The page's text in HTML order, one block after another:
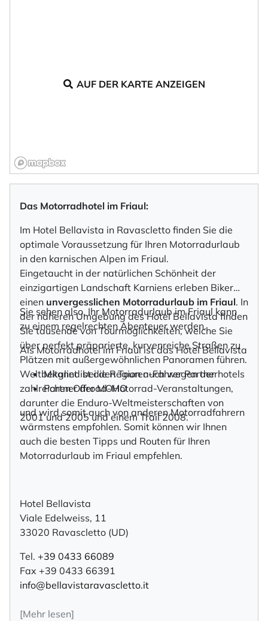
AUF DER KARTE ANZEIGEN
Das Motorradhotel im Friaul:
Im Hotel Bellavista in Ravascletto finden Sie die
optimale Voraussetzung für Ihren Motorradurlaub
in den karnischen Alpen im Friaul.
Eingetaucht in der natürlichen Schönheit der
einzigartigen Landschaft Karniens erleben Biker
einen unvergesslichen Motorradurlaub im Friaul. In
der näheren Umgebung des Hotel Bellavista finden
Sie tausende von Tourmöglichkeiten, welche Sie
über perfekt präparierte, kurvenreiche Straßen zu
Plätzen mit außergewöhnlichen Panoramen führen.
Weltbekannt ist die Region auch wegen der
zahlreichen Offroad-Motorrad-Veranstaltungen,
darunter die Enduro-Weltmeisterschaften von
2001 und 2005 und einem Trail 2008.
Sie sehen also, Ihr Motorradurlaub im Friaul kann
zu einem regelrechten Abenteuer werden.
Als Motorradhotel im Friaul ist das Hotel Bellavista
Mitglied bei den Touren-Fahrer Partnerhotels
Partner der MOHO
und wird somit auch von anderen Motorradfahrern
wärmstens empfohlen. Somit können wir Ihnen
auch die besten Tipps und Routen für Ihren
Motorradurlaub im Friaul empfehlen.
Hotel Bellavista
Viale Edelweiss, 11
33020 Ravascletto (UD)
Tel. +39 0433 66089
Fax +39 0433 66391
info@bellavistaravascletto.it
[Mehr lesen]